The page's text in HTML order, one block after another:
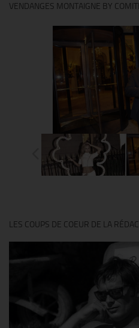
VENDANGES MONTAIGNE BY
LES COUPS DE COEUR DE LA